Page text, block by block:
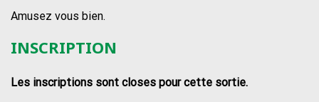
Amusez vous bien.
INSCRIPTION
Les inscriptions sont closes pour cette sortie.